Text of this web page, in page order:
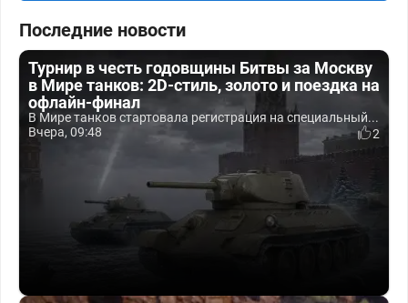
Последние новости
Турнир в честь годовщины Битвы за Москву
в Мире танков: 2D-стиль, золото и поездка на
офлайн-финал
В Мире танков стартовала регистрация на специальный...
Вчера, 09:48
2